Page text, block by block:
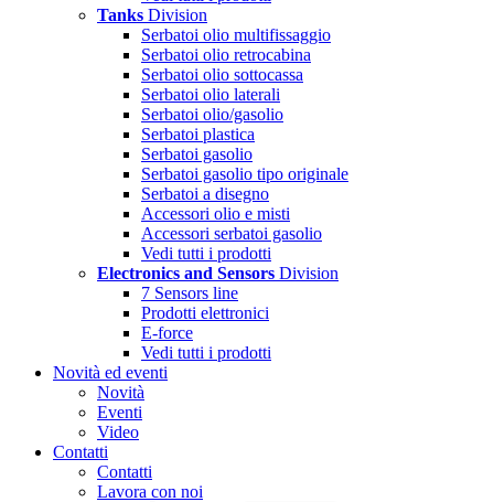
Tanks Division
Serbatoi olio multifissaggio
Serbatoi olio retrocabina
Serbatoi olio sottocassa
Serbatoi olio laterali
Serbatoi olio/gasolio
Serbatoi plastica
Serbatoi gasolio
Serbatoi gasolio tipo originale
Serbatoi a disegno
Accessori olio e misti
Accessori serbatoi gasolio
Vedi tutti i prodotti
Electronics and Sensors Division
7 Sensors line
Prodotti elettronici
E-force
Vedi tutti i prodotti
Novità ed eventi
Novità
Eventi
Video
Contatti
Contatti
Lavora con noi